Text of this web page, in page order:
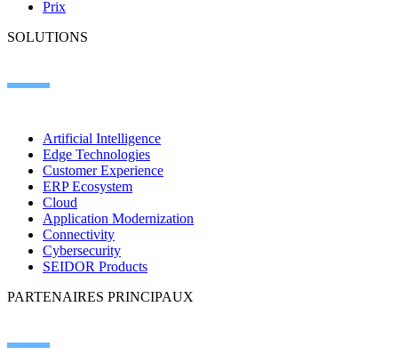
Prix
SOLUTIONS
Artificial Intelligence
Edge Technologies
Customer Experience
ERP Ecosystem
Cloud
Application Modernization
Connectivity
Cybersecurity
SEIDOR Products
PARTENAIRES PRINCIPAUX